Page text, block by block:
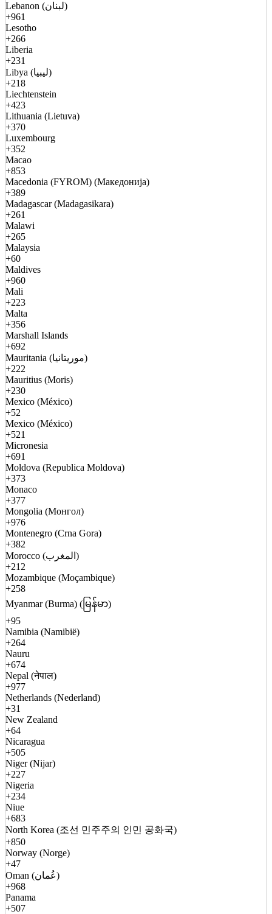
Lebanon (لبنان)
+961
Lesotho
+266
Liberia
+231
Libya (ليبيا)
+218
Liechtenstein
+423
Lithuania (Lietuva)
+370
Luxembourg
+352
Macao
+853
Macedonia (FYROM) (Македонија)
+389
Madagascar (Madagasikara)
+261
Malawi
+265
Malaysia
+60
Maldives
+960
Mali
+223
Malta
+356
Marshall Islands
+692
Mauritania (موريتانيا)
+222
Mauritius (Moris)
+230
Mexico (México)
+52
Mexico (México)
+521
Micronesia
+691
Moldova (Republica Moldova)
+373
Monaco
+377
Mongolia (Монгол)
+976
Montenegro (Crna Gora)
+382
Morocco (المغرب)
+212
Mozambique (Moçambique)
+258
Myanmar (Burma) (မြန်မာ)
+95
Namibia (Namibië)
+264
Nauru
+674
Nepal (नेपाल)
+977
Netherlands (Nederland)
+31
New Zealand
+64
Nicaragua
+505
Niger (Nijar)
+227
Nigeria
+234
Niue
+683
North Korea (조선 민주주의 인민 공화국)
+850
Norway (Norge)
+47
Oman (عُمان)
+968
Panama
+507